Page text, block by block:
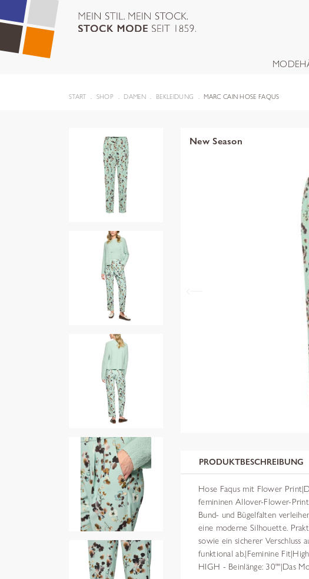
START SHOP DAMEN BEKLEIDUNG MARC CAIN HOSE FAQUS
New Season
PRODUKTBESCHREIBUNG
Hose Faqus mit Flower
femininen Allover-Flower-
Bund- und Bügelfalten
eine moderne Silhouette.
sowie ein sicherer Verschluss
funktional ab.|Feminine
HIGH - Beinlänge: 30""|Das